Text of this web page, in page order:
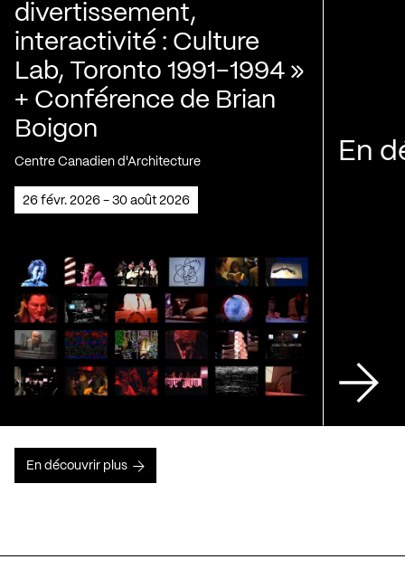
divertissement,
interactivité : Culture
Lab, Toronto 1991-1994 »
+ Conférence de Brian
Boigon
Centre Canadien d'Architecture
26 févr. 2026 - 30 août 2026
En
En découvrir plus